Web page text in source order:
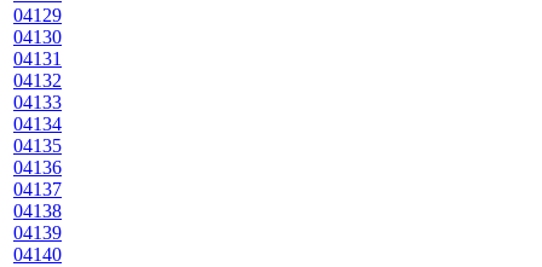
04129
04130
04131
04132
04133
04134
04135
04136
04137
04138
04139
04140